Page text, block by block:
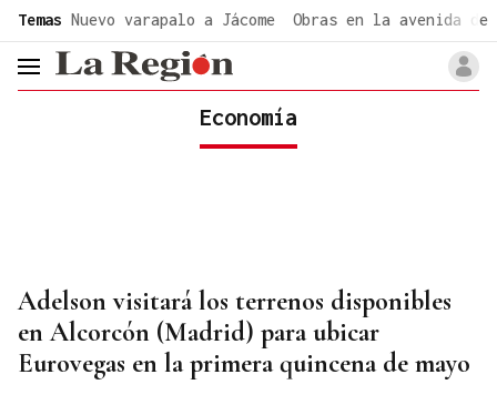
Temas Nuevo varapalo a Jácome Obras en la avenida de
header.menu.open
Economía
Adelson visitará los terrenos disponibles
en Alcorcón (Madrid) para ubicar
Eurovegas en la primera quincena de mayo